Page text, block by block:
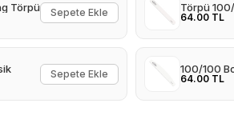
Törpü Sepete Ekle Törpü
64.00 TL
Sepete Ekle 100/100
64.00 TL